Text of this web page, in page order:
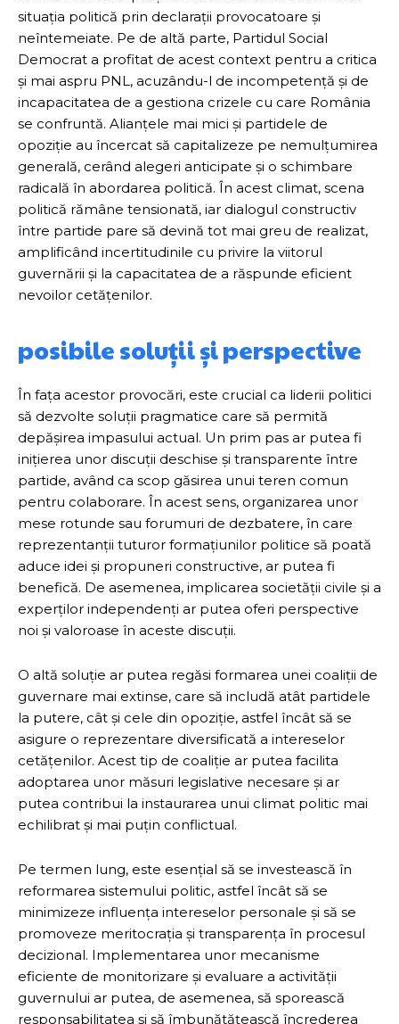
situația politică prin declarații provocatoare și
neîntemeiate. Pe de altă parte, Partidul Social
Democrat a profitat de acest context pentru a critica
și mai aspru PNL, acuzându-l de incompetență și de
incapacitatea de a gestiona crizele cu care România
se confruntă. Alianțele mai mici și partidele de
opoziție au încercat să capitalizeze pe nemulțumirea
generală, cerând alegeri anticipate și o schimbare
radicală în abordarea politică. În acest climat, scena
politică rămâne tensionată, iar dialogul constructiv
între partide pare să devină tot mai greu de realizat,
amplificând incertitudinile cu privire la viitorul
guvernării și la capacitatea de a răspunde eficient
nevoilor cetățenilor.
posibile soluții și perspective
În fața acestor provocări, este crucial ca liderii politici
să dezvolte soluții pragmatice care să permită
depășirea impasului actual. Un prim pas ar putea fi
inițierea unor discuții deschise și transparente între
partide, având ca scop găsirea unui teren comun
pentru colaborare. În acest sens, organizarea unor
mese rotunde sau forumuri de dezbatere, în care
reprezentanții tuturor formațiunilor politice să poată
aduce idei și propuneri constructive, ar putea fi
benefică. De asemenea, implicarea societății civile și a
experților independenți ar putea oferi perspective
noi și valoroase în aceste discuții.
O altă soluție ar putea regăsi formarea unei coaliții de
guvernare mai extinse, care să includă atât partidele
la putere, cât și cele din opoziție, astfel încât să se
asigure o reprezentare diversificată a intereselor
cetățenilor. Acest tip de coaliție ar putea facilita
adoptarea unor măsuri legislative necesare și ar
putea contribui la instaurarea unui climat politic mai
echilibrat și mai puțin conflictual.
Pe termen lung, este esențial să se investească în
reformarea sistemului politic, astfel încât să se
minimizeze influența intereselor personale și să se
promoveze meritocrația și transparența în procesul
decizional. Implementarea unor mecanisme
eficiente de monitorizare și evaluare a activității
guvernului ar putea, de asemenea, să sporească
responsabilitatea și să îmbunătățească încrederea